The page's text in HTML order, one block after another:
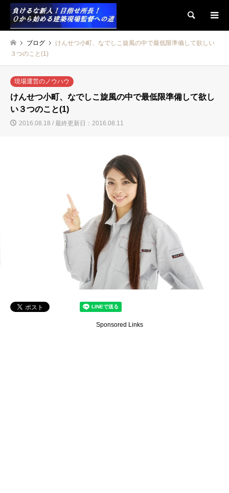
検索
ブログ
けんせつ小町、なでしこ旋風の中で最低限準備して欲しい
３つのこと(1)
現場運営のノウハウ
けんせつ小町、なでしこ旋風の中で最低限準備して欲し
い３つのこと(1)
2016.08.18 / 最終更新日：2016.08.11
Sponsored Links